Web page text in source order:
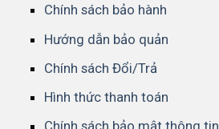
Chính sách bảo hành
Hướng dẫn bảo quản
Chính sách Đổi/Trả
Hình thức thanh toán
Chính sách bảo mật thông tin